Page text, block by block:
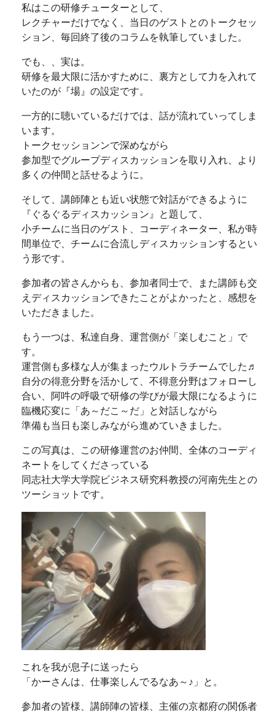
私はこの研修チューターとして、
レクチャーだけでなく、当日のゲストとのトークセッ
ション、毎回終了後のコラムを執筆していました。
でも、、実は。
研修を最大限に活かすために、裏方として力を入れて
いたのが『場』の設定です。
一方的に聴いているだけでは、話が流れていってしま
います。
トークセッションンで深めながら
参加型でグループディスカッションを取り入れ、より
多くの仲間と話せるように。
そして、講師陣とも近い状態で対話ができるように
『ぐるぐるディスカッション』と題して、
小チームに当日のゲスト、コーディネーター、私が時
間単位で、チームに合流しディスカッションするとい
う形です。
参加者の皆さんからも、参加者同士で、また講師も交
えディスカッションできたことがよかったと、感想を
いただきました。
もう一つは、私達自身、運営側が「楽しむこと」で
す。
運営側も多様な人が集まったウルトラチームでした♬
自分の得意分野を活かして、不得意分野はフォローし
合い、阿吽の呼吸で研修の学びが最大限になるように
臨機応変に「あ～だこ～だ」と対話しながら
準備も当日も楽しみながら進めていきました。
この写真は、この研修運営のお仲間、全体のコーディ
ネートをしてくださっている
同志社大学大学院ビジネス研究科教授の河南先生との
ツーショットです。
これを我が息子に送ったら
「かーさんは、仕事楽しんでるなあ～♪」と。
参加者の皆様、講師陣の皆様、主催の京都府の関係者